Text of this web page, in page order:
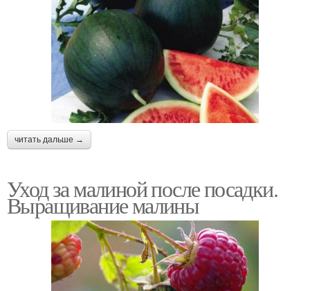
читать дальше →
Уход за малиной после посадки.
Выращивание малины